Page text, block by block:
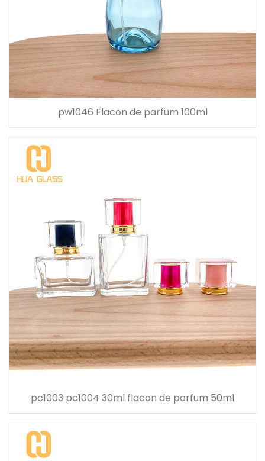
pw1046 Flacon de parfum 100ml
pc1003 pc1004 30ml flacon de parfum 50ml